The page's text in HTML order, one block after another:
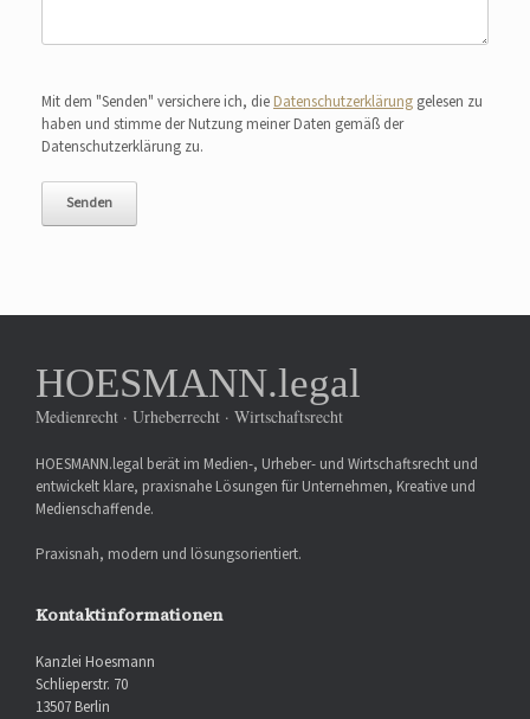
Mit dem "Senden" versichere ich, die Datenschutzerklärung gelesen zu
haben und stimme der Nutzung meiner Daten gemäß der
Datenschutzerklärung zu.
HOESMANN.legal
Medienrecht · Urheberrecht · Wirtschaftsrecht
HOESMANN.legal berät im Medien-, Urheber- und Wirtschaftsrecht und
entwickelt klare, praxisnahe Lösungen für Unternehmen, Kreative und
Medienschaffende.
Praxisnah, modern und lösungsorientiert.
Kontaktinformationen
Kanzlei Hoesmann
Schlieperstr. 70
13507 Berlin